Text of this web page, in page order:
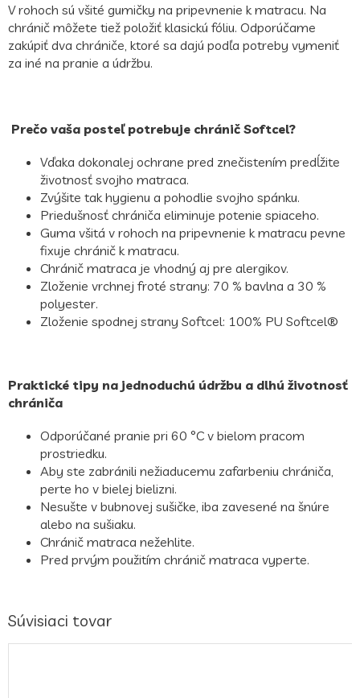
V rohoch sú všité gumičky na pripevnenie k matracu. Na
chránič môžete tiež položiť klasickú fóliu. Odporúčame
zakúpiť dva chrániče, ktoré sa dajú podľa potreby vymeniť
za iné na pranie a údržbu.
Prečo vaša posteľ potrebuje chránič Softcel?
Vďaka dokonalej ochrane pred znečistením predĺžite
životnosť svojho matraca.
Zvýšite tak hygienu a pohodlie svojho spánku.
Priedušnosť chrániča eliminuje potenie spiaceho.
Guma všitá v rohoch na pripevnenie k matracu pevne
fixuje chránič k matracu.
Chránič matraca je vhodný aj pre alergikov.
Zloženie vrchnej froté strany: 70 % bavlna a 30 %
polyester.
Zloženie spodnej strany Softcel: 100% PU Softcel®
Praktické tipy na jednoduchú údržbu a dlhú životnosť
chrániča
Odporúčané pranie pri 60 °C v bielom pracom
prostriedku.
Aby ste zabránili nežiaducemu zafarbeniu chrániča,
perte ho v bielej bielizni.
Nesušte v bubnovej sušičke, iba zavesené na šnúre
alebo na sušiaku.
Chránič matraca nežehlite.
Pred prvým použitím chránič matraca vyperte.
Súvisiaci tovar